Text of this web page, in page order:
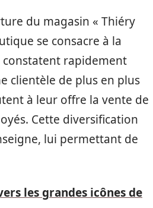
du magasin « Thiéry
se consacre à la
constatent rapidement
clientèle de plus en plus
à leur offre la vente de
Cette diversification
lui permettant de
les grandes icônes de